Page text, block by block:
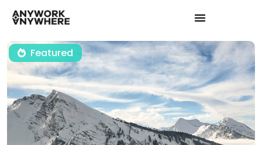
Featured